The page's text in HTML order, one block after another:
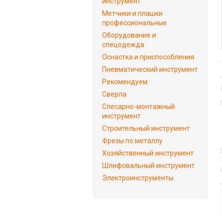
Метчики и плашки
профессиональные
Оборудование и
спецодежда
Оснастка и приспособления
Пневматический инструмент
Рекомендуем
Сверла
Слесарно-монтажный
инструмент
Строительный инструмент
Фрезы по металлу
Хозяйственный инструмент
Шлифовальный инструмент
Электроинструменты